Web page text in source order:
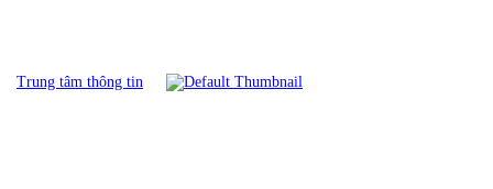
Trung tâm thông tin